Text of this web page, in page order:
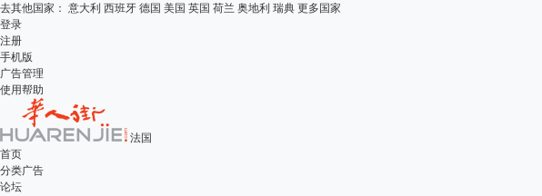
去其他国家： 意大利 西班牙 德国 美国 英国 荷兰 奥地利 瑞典 更多国家
登录
注册
手机版
广告管理
使用帮助
法国
首页
分类广告
论坛